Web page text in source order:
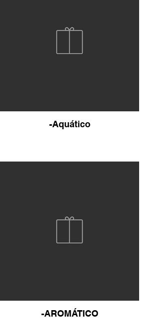
-Aquático
-AROMÁTICO